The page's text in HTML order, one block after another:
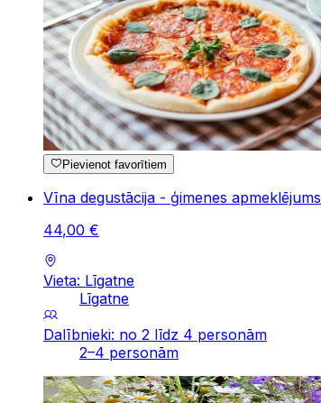
Pievienot favorītiem
Vīna degustācija - ģimenes apmeklējums
44,00 €
Vieta: Līgatne
Līgatne
Dalībnieki: no 2 līdz 4 personām
2–4 personām